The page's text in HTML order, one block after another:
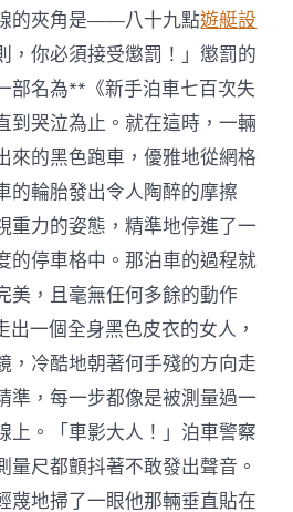
的夾角是——八十九點遊艇設
，你必須接受懲罰！」懲罰的
部名為**《新手泊車七百次失
到哭泣為止。就在這時，一輛
來的黑色跑車，優雅地從網格
的輪胎發出令人陶醉的摩擦
重力的姿態，精準地停進了一
的停車格中。那泊車的過程就
美，且毫無任何多餘的動作
一個全身黑色皮衣的女人，
，冷酷地朝著何手殘的方向走
準，每一步都像是被測量過一
上。「車影大人！」泊車警察
量尺都顫抖著不敢發出聲音。
蔑地掃了一眼他那輛垂直貼在